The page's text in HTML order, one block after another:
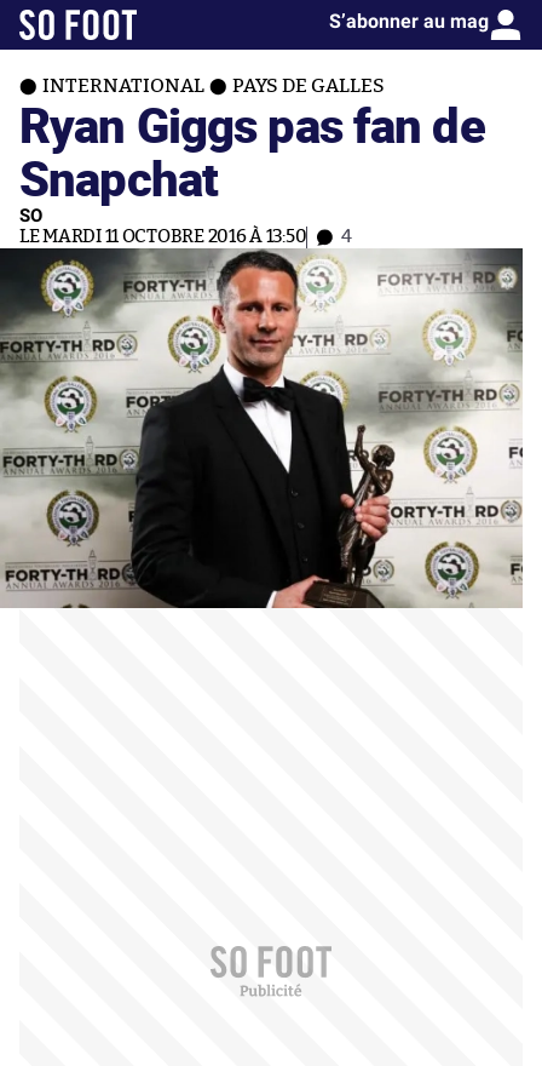
S’abonner au mag
INTERNATIONAL PAYS DE GALLES
Ryan Giggs pas fan de
Snapchat
SO
LE MARDI 11 OCTOBRE 2016 À 13:50 4